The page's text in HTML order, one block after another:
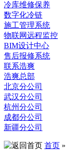
冷库维修保养
数字化冷链
施工管理系统
物联网远程监控
BIM设计中心
售后报修系统
联系浩爽
浩爽总部
北京分公司
武汉分公司
杭州分公司
成都分公司
新疆分公司
首页 »